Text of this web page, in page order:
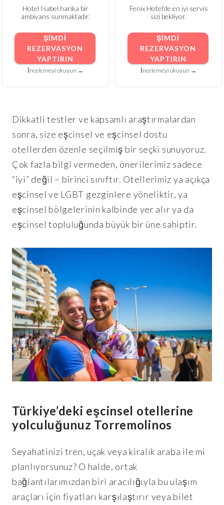
Hotel Isabel harika bir
ambiyans sunmaktadır.
ŞIMDI
REZERVASYON
YAPTIRIN
İncelemeyi okuyun →
Fenix Hotel’de en iyi servis
sizi bekliyor.
ŞIMDI
REZERVASYON
YAPTIRIN
İncelemeyi okuyun →
Dikkatli testler ve kapsamlı araştırmalardan
sonra, size eşcinsel ve eşcinsel dostu
otellerden özenle seçilmiş bir seçki sunuyoruz.
Çok fazla bilgi vermeden, önerilerimiz sadece
“iyi” değil – birinci sınıftır. Otellerimiz ya açıkça
eşcinsel ve LGBT gezginlere yöneliktir, ya
eşcinsel bölgelerinin kalbinde yer alır ya da
eşcinsel topluluğunda büyük bir üne sahiptir.
Türkiye’deki eşcinsel otellerine
yolculuğunuz Torremolinos
Seyahatinizi tren, uçak veya kiralık araba ile mi
planlıyorsunuz? O halde, ortak
bağlantılarımızdan biri aracılığıyla bu ulaşım
araçları için fiyatları karşılaştırır veya bilet